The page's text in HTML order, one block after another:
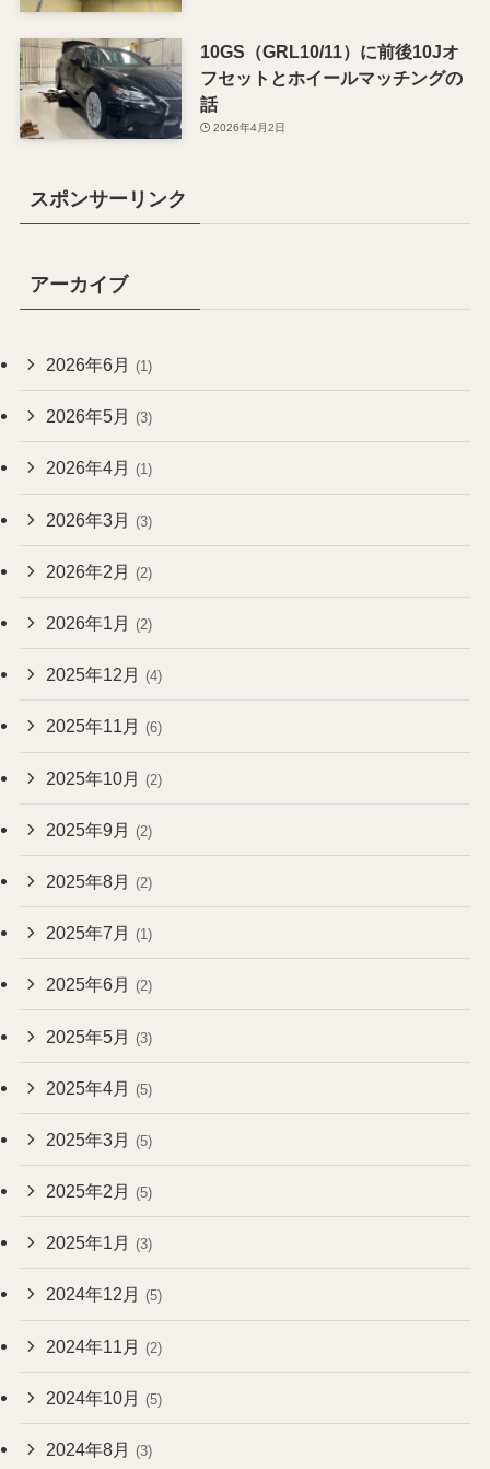
10GS（GRL10/11）に前後10Jオ
フセットとホイールマッチングの
話
2026年4月2日
スポンサーリンク
アーカイブ
2026年6月 (1)
2026年5月 (3)
2026年4月 (1)
2026年3月 (3)
2026年2月 (2)
2026年1月 (2)
2025年12月 (4)
2025年11月 (6)
2025年10月 (2)
2025年9月 (2)
2025年8月 (2)
2025年7月 (1)
2025年6月 (2)
2025年5月 (3)
2025年4月 (5)
2025年3月 (5)
2025年2月 (5)
2025年1月 (3)
2024年12月 (5)
2024年11月 (2)
2024年10月 (5)
2024年8月 (3)